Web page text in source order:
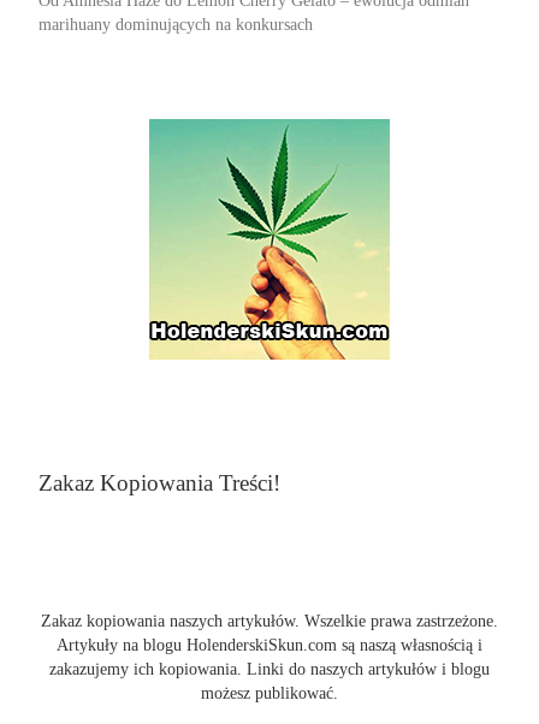
marihuany dominujących na konkursach
Zakaz Kopiowania Treści!
Zakaz kopiowania naszych artykułów. Wszelkie prawa zastrzeżone.
Artykuły na blogu HolenderskiSkun.com są naszą własnością i
zakazujemy ich kopiowania. Linki do naszych artykułów i blogu
możesz publikować.